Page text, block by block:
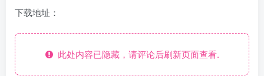
下载地址：
此处内容已隐藏，请评论后刷新页面查看.